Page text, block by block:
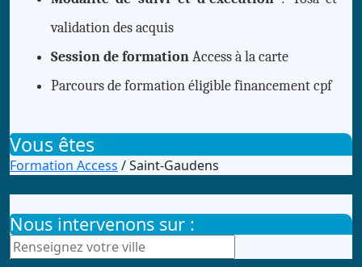
validation des acquis
Session de formationAccess à la carte
Parcours de formation éligible financement cpf
Vous êtes
Formation Access / Saint-Gaudens
Nous intervenons sur :